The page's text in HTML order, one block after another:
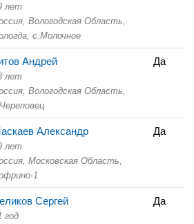
лет
Вологодская Область,
с.Молочное
Андрей
лет
Вологодская Область,
Да
Александр
лет
Московская Область,
1
Да
Сергей
год
Да